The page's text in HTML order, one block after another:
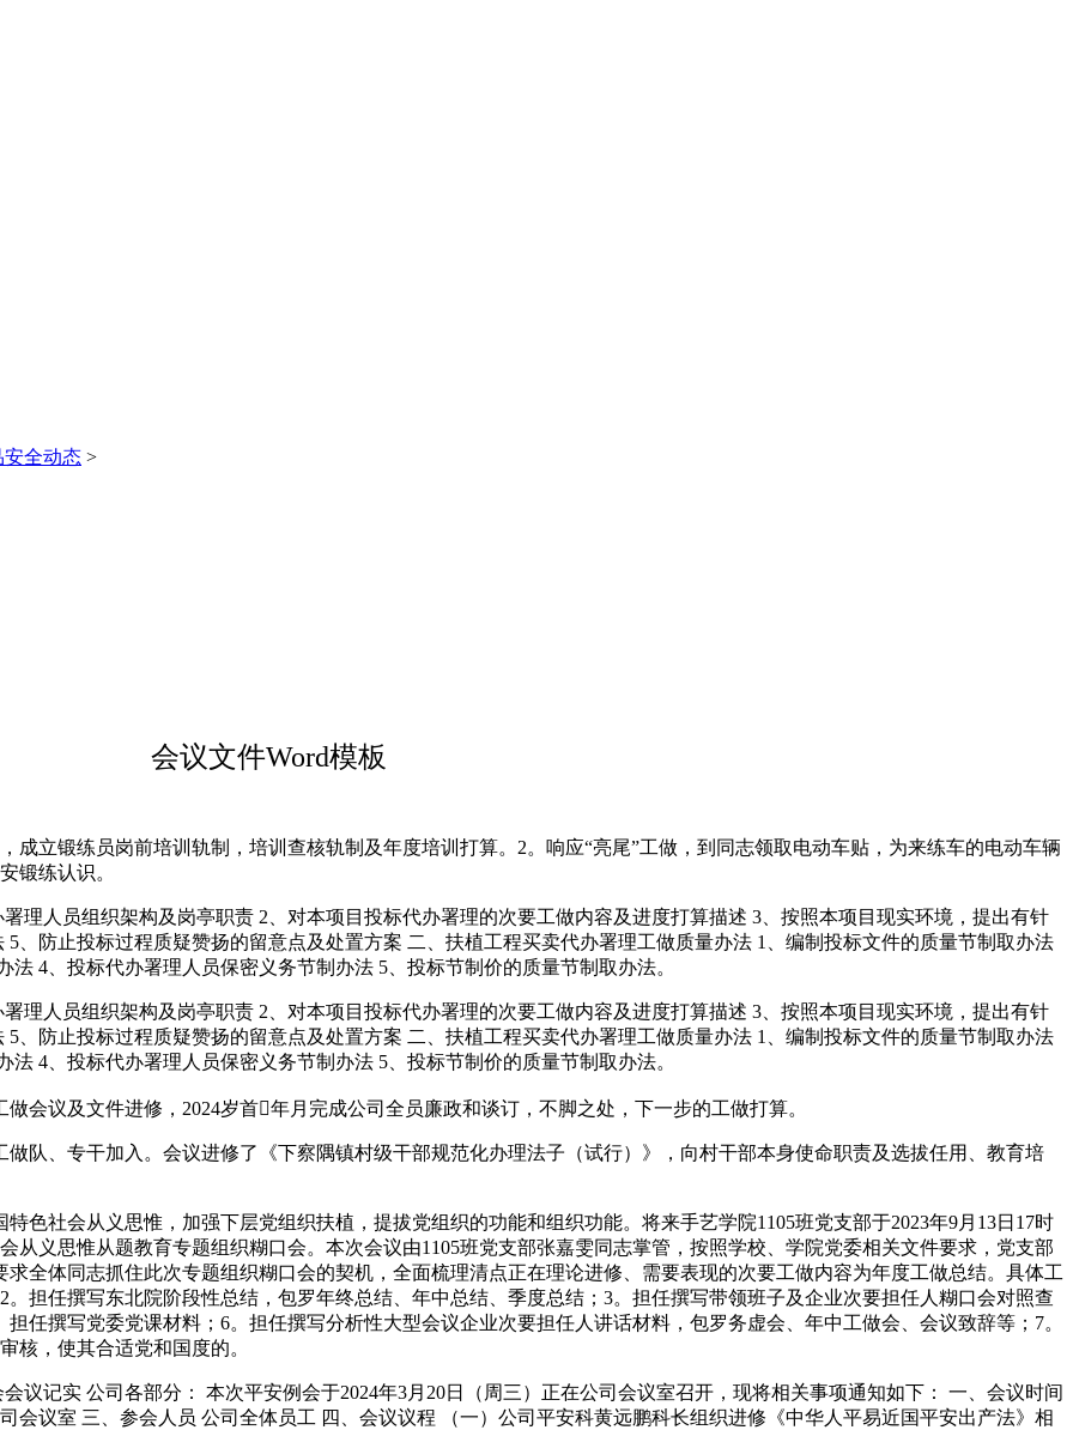
安全动态 >
会议文件Word模板
锻练员岗前培训轨制，培训查核轨制及年度培训打算。2。响应“亮尾”工做，到同志领取电动车贴，为来练车的电动车辆
锻练认识。
人员组织架构及岗亭职责 2、对本项目投标代办署理的次要工做内容及进度打算描述 3、按照本项目现实环境，提出有针
、防止投标过程质疑赞扬的留意点及处置方案 二、扶植工程买卖代办署理工做质量办法 1、编制投标文件的质量节制取办法
4、投标代办署理人员保密义务节制办法 5、投标节制价的质量节制取办法。
人员组织架构及岗亭职责 2、对本项目投标代办署理的次要工做内容及进度打算描述 3、按照本项目现实环境，提出有针
、防止投标过程质疑赞扬的留意点及处置方案 二、扶植工程买卖代办署理工做质量办法 1、编制投标文件的质量节制取办法
4、投标代办署理人员保密义务节制办法 5、投标节制价的质量节制取办法。
议及文件进修，2024岁首年月完成公司全员廉政和谈订，不脚之处，下一步的工做打算。
、专干加入。会议进修了《下察隅镇村级干部规范化办理法子（试行）》，向村干部本身使命职责及选拔任用、教育培
社会从义思惟，加强下层党组织扶植，提拔党组织的功能和组织功能。将来手艺学院1105班党支部于2023年9月13日17时
从义思惟从题教育专题组织糊口会。本次会议由1105班党支部张嘉雯同志掌管，按照学校、学院党委相关文件要求，党支部
全体同志抓住此次专题组织糊口会的契机，全面梳理清点正在理论进修、需要表现的次要工做内容为年度工做总结。具体工
担任撰写东北院阶段性总结，包罗年终总结、年中总结、季度总结；3。担任撰写带领班子及企业次要担任人糊口会对照查
任撰写党委党课材料；6。担任撰写分析性大型会议企业次要担任人讲话材料，包罗务虚会、年中工做会、会议致辞等；7。
核，使其合适党和国度的。
记实 公司各部分： 本次平安例会于2024年3月20日（周三）正在公司会议室召开，现将相关事项通知如下： 一、会议时间
会议室 三、参会人员 公司全体员工 四、会议议程 （一）公司平安科黄远鹏科长组织进修《中华人平易近国平安出产法》相